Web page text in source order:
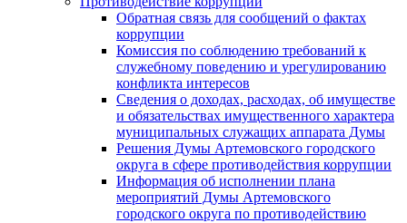
Обратная связь для сообщений о фактах
коррупции
Комиссия по соблюдению требований к
служебному поведению и урегулированию
конфликта интересов
Сведения о доходах, расходах, об имуществе
и обязательствах имущественного характера
муниципальных служащих аппарата Думы
Решения Думы Артемовского городского
округа в сфере противодействия коррупции
Информация об исполнении плана
мероприятий Думы Артемовского
городского округа по противодействию